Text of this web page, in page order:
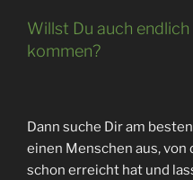
Willst Du auch
kommen?
Dann suche Dir am
einen Menschen aus, von
schon erreicht hat und